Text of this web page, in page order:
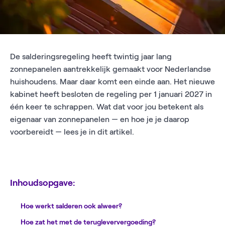
De salderingsregeling heeft twintig jaar lang
zonnepanelen aantrekkelijk gemaakt voor Nederlandse
huishoudens. Maar daar komt een einde aan. Het nieuwe
kabinet heeft besloten de regeling per 1 januari 2027 in
één keer te schrappen. Wat dat voor jou betekent als
eigenaar van zonnepanelen — en hoe je je daarop
voorbereidt — lees je in dit artikel.
Inhoudsopgave:
Hoe werkt salderen ook alweer?
Hoe zat het met de terugleververgoeding?